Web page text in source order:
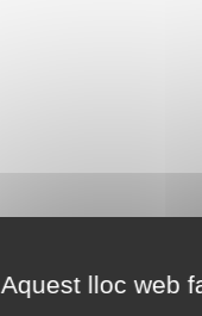
Aquest lloc web